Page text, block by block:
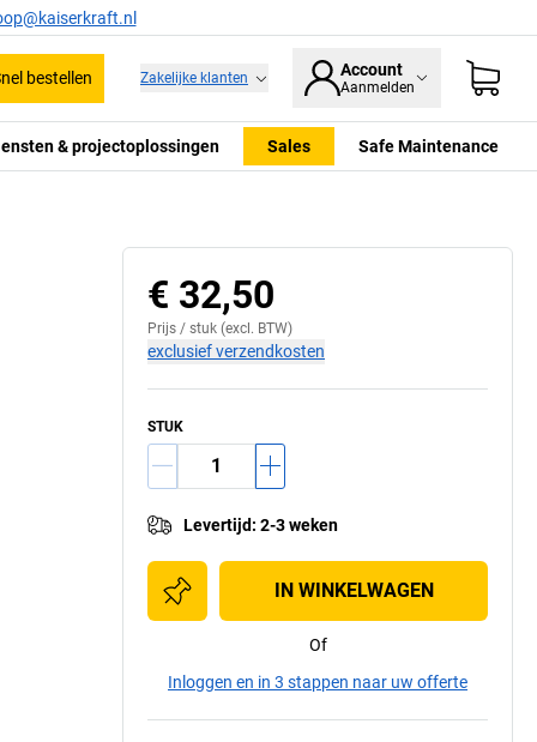
bestellen Zakelijke klanten Account
Aanmelden
& projectoplossingen Sales Safe Maintenance
€ 32,50
Prijs / stuk (excl. BTW)
exclusief verzendkosten
STUK
Levertijd: 2-3 weken
IN WINKELWAGEN
Of
Inloggen en in 3 stappen naar uw offerte